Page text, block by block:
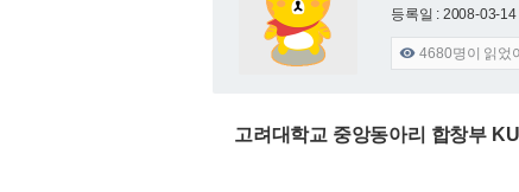
등록일 : 2008-03-
 4680명이 읽었
고려대학교 중앙동아리 합창부